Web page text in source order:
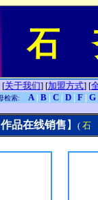
石
[关于我们] [加盟方式] [
检索: A| B| C| D| F| G
作品在线销售 】 ( 石